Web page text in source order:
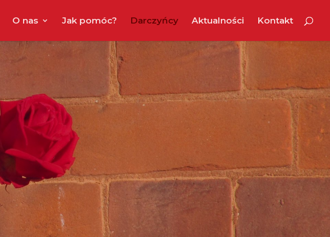
O nas Jak pomóc? Darczyńcy Aktualności Kontakt